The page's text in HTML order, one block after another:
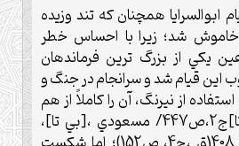
ابوالسرايا همچنان که تند وزيده
شد؛ زيرا با احساس خطر
يکي از بزرگ ترين فرماندهان
اين قيام شد و سرانجام در جنگ و
از نيرنگ، آن را کاملاً از هم
پاشيد(يعقوبي،[بي تا]ج2،ص447/ مسعودي ،[بي تا]،